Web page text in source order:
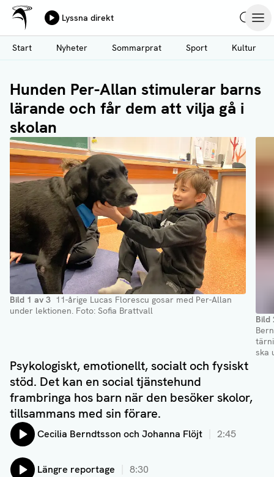
Hoppa
till
huvudinnehåll
Ålands Radio & TV
Lyssna direkt
Start
Nyheter Sommarprat Sport Kultur
Hunden Per-Allan stimulerar barns
lärande och får dem att vilja gå i
skolan
Bild 1 av 3 11-årige Lucas Florescu gosar med Per-Allan
under lektionen. Foto: Sofia Brattvall
Bild
ska
Psykologiskt, emotionellt, socialt och fysiskt
stöd. Det kan en social tjänstehund
frambringa hos barn när den besöker skolor,
tillsammans med sin förare.
Lyssna på:
Cecilia Berndtsson och Johanna Flöjt 2:45
Lyssna på:
Längre reportage 8:30